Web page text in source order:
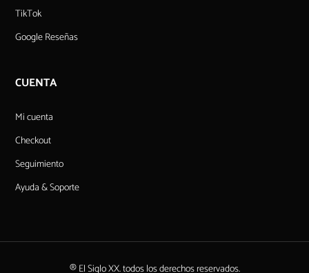
TikTok
Google Reseñas
CUENTA
Mi cuenta
Checkout
Seguimiento
Ayuda & Soporte
® El Siglo XX. todos los derechos reservados.